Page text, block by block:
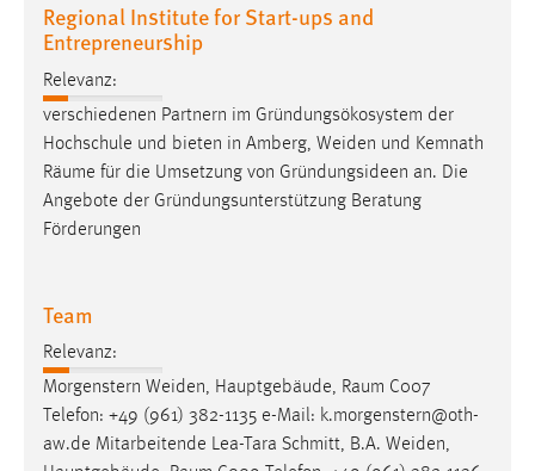
Regional Institute for Start-ups and
Entrepreneurship
Relevanz:
verschiedenen Partnern im Gründungsökosystem der
Hochschule und bieten in Amberg, Weiden und Kemnath
Räume für die Umsetzung von Gründungsideen an. Die
Angebote der Gründungsunterstützung Beratung
Förderungen
Team
Relevanz:
Morgenstern Weiden, Hauptgebäude, Raum C007
Telefon: +49 (961) 382-1135 e-Mail: k.morgenstern@oth-
aw.de Mitarbeitende Lea-Tara Schmitt, B.A. Weiden,